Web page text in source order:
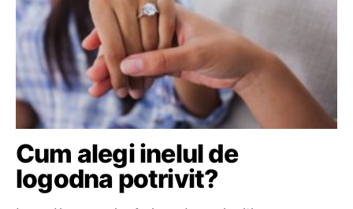
Cum alegi inelul de
logodna potrivit?